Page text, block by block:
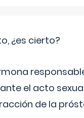
¿es cierto?
el acto
de la